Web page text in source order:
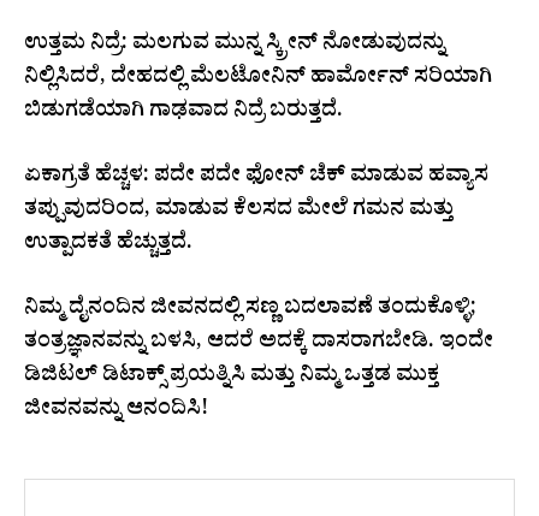
ಉತ್ತಮ ನಿದ್ರೆ: ಮಲಗುವ ಮುನ್ನ ಸ್ಕ್ರೀನ್ ನೋಡುವುದನ್ನು
ನಿಲ್ಲಿಸಿದರೆ, ದೇಹದಲ್ಲಿ ಮೆಲಟೋನಿನ್ ಹಾರ್ಮೋನ್ ಸರಿಯಾಗಿ
ಬಿಡುಗಡೆಯಾಗಿ ಗಾಢವಾದ ನಿದ್ರೆ ಬರುತ್ತದೆ.
ಏಕಾಗ್ರತೆ ಹೆಚ್ಚಳ: ಪದೇ ಪದೇ ಫೋನ್ ಚೆಕ್ ಮಾಡುವ ಹವ್ಯಾಸ
ತಪ್ಪುವುದರಿಂದ, ಮಾಡುವ ಕೆಲಸದ ಮೇಲೆ ಗಮನ ಮತ್ತು
ಉತ್ಪಾದಕತೆ ಹೆಚ್ಚುತ್ತದೆ.
ನಿಮ್ಮ ದೈನಂದಿನ ಜೀವನದಲ್ಲಿ ಸಣ್ಣ ಬದಲಾವಣೆ ತಂದುಕೊಳ್ಳಿ;
ತಂತ್ರಜ್ಞಾನವನ್ನು ಬಳಸಿ, ಆದರೆ ಅದಕ್ಕೆ ದಾಸರಾಗಬೇಡಿ. ಇಂದೇ
ಡಿಜಿಟಲ್ ಡಿಟಾಕ್ಸ್ ಪ್ರಯತ್ನಿಸಿ ಮತ್ತು ನಿಮ್ಮ ಒತ್ತಡ ಮುಕ್ತ
ಜೀವನವನ್ನು ಆನಂದಿಸಿ!